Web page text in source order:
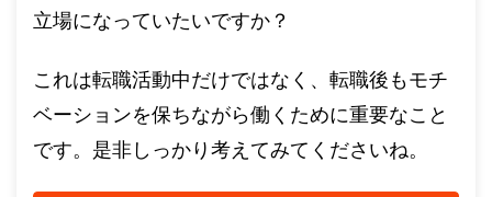
立場になっていたいですか？
これは転職活動中だけではなく、転職後もモチ
ベーションを保ちながら働くために重要なこと
です。是非しっかり考えてみてくださいね。